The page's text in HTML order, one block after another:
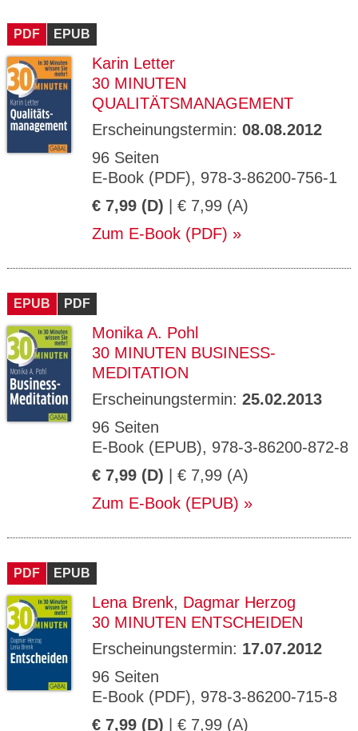
PDF EPUB
Karin Letter
30 MINUTEN
QUALITÄTSMANAGEMENT
Erscheinungstermin: 08.08.2012
96 Seiten
E-Book (PDF), 978-3-86200-756-1
€ 7,99 (D) | € 7,99 (A)
Zum E-Book (PDF)
EPUB PDF
Monika A. Pohl
30 MINUTEN BUSINESS-
MEDITATION
Erscheinungstermin: 25.02.2013
96 Seiten
E-Book (EPUB), 978-3-86200-872-8
€ 7,99 (D) | € 7,99 (A)
Zum E-Book (EPUB)
PDF EPUB
Lena Brenk, Dagmar Herzog
30 MINUTEN ENTSCHEIDEN
Erscheinungstermin: 17.07.2012
96 Seiten
E-Book (PDF), 978-3-86200-715-8
€ 7,99 (D) | € 7,99 (A)